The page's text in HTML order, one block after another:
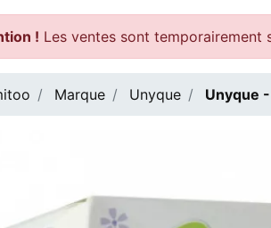
! Les ventes sont temporairement
Marque Unyque Unyque